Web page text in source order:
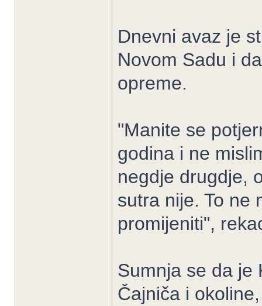
Dnevni avaz je
Novom Sadu i
opreme.
"Manite se
godina i ne
negdje drugdje,
sutra nije. To ne
promijeniti",
Sumnja se da je
Čajniča i